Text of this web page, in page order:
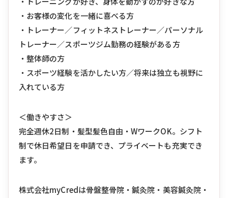
・お客様の変化を一緒に喜べる方
・トレーナー／フィットネストレーナー／パーソナル
トレーナー／スポーツジム勤務の経験がある方
・整体師の方
・スポーツ経験を活かしたい方／将来は独立も視野に
入れている方
＜働きやすさ＞
完全週休2日制・髪型髪色自由・WワークOK。シフト
制で休日希望日を申請でき、プライベートも充実でき
ます。
株式会社myCredは骨盤整骨院・鍼灸院・美容鍼灸院・